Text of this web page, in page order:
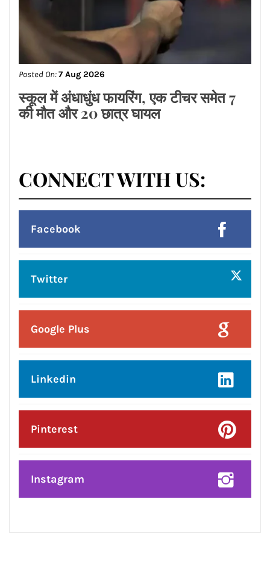
Posted On:7 Aug 2026
मेटा पर लगा 5,000 करोड़ का तगड़ा जुर्माना
Posted On:7 Aug 2026
मशहूर ब्रांड्स समेत देश के मशहूर कई शराब
ब्रांड्स वेरिएंट पर कार्रवाई
स्कूल में अंधाधुंध फायरिंग, एक टीचर समेत 7
की मौत और 20 छात्र घायल